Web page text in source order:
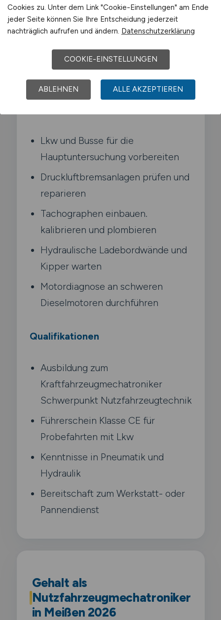
wartest Dieselmotoren. Druckluftbremsen
und Ladekräne und machst
Einsatz. Deine Kunden sind Speditionen
Lkw und Busse für die
Hauptuntersuchung vorbereiten
Druckluftbremsanlagen prüfen und
reparieren
Tachographen einbauen.
kalibrieren und plombieren
Hydraulische Ladebordwände und
Kipper warten
Motordiagnose an schweren
Dieselmotoren durchführen
Qualifikationen
Ausbildung zum
Kraftfahrzeugmechatroniker
Schwerpunkt Nutzfahrzeugtechnik
Führerschein Klasse CE für
Probefahrten mit Lkw
Kenntnisse in Pneumatik und
Hydraulik
Bereitschaft zum Werkstatt- oder
Pannendienst
Gehalt als
Nutzfahrzeugmechatroniker
in Meißen 2026
Cookies zu. Unter dem Link "Cookie-Einstellungen" am Ende
jeder Seite können Sie Ihre Entscheidung jederzeit
nachträglich aufrufen und ändern. Datenschutzerklärung
COOKIE-EINSTELLUNGEN
ABLEHNEN ALLE AKZEPTIEREN